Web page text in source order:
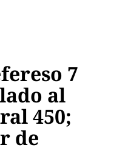
7
al
450;
de